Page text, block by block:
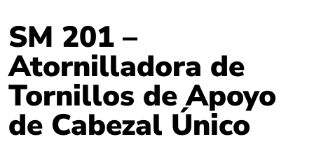
SM 201 –
Atornilladora de
Tornillos de Apoyo
de Cabezal Único